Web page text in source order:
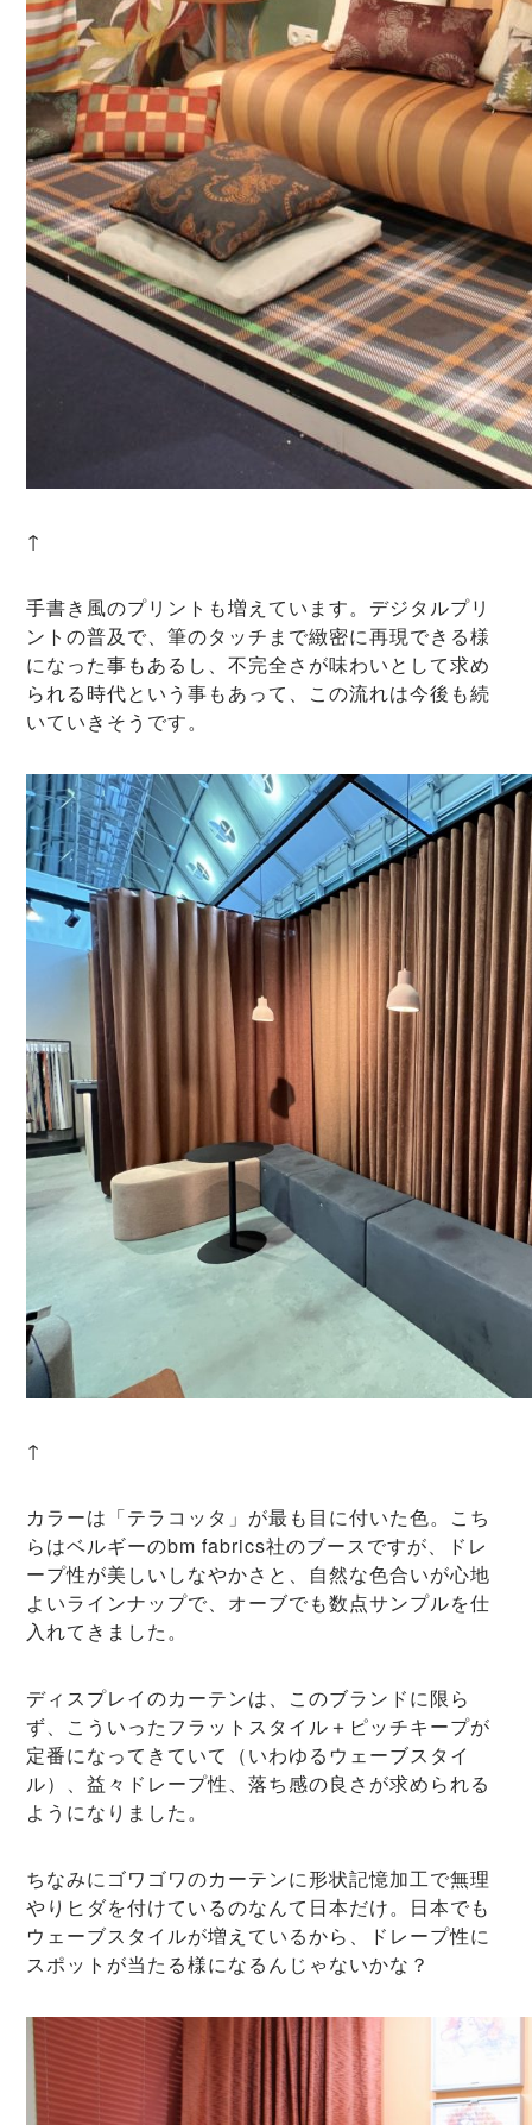
↑
手書き風のプリントも増えています。デジタルプリ
ントの普及で、筆のタッチまで緻密に再現できる様
になった事もあるし、不完全さが味わいとして求め
られる時代という事もあって、この流れは今後も続
いていきそうです。
↑
カラーは「テラコッタ」が最も目に付いた色。こち
らはベルギーのbm fabrics社のブースですが、ドレ
ープ性が美しいしなやかさと、自然な色合いが心地
よいラインナップで、オーブでも数点サンプルを仕
入れてきました。
ディスプレイのカーテンは、このブランドに限ら
ず、こういったフラットスタイル＋ピッチキープが
定番になってきていて（いわゆるウェーブスタイ
ル）、益々ドレープ性、落ち感の良さが求められる
ようになりました。
ちなみにゴワゴワのカーテンに形状記憶加工で無理
やりヒダを付けているのなんて日本だけ。日本でも
ウェーブスタイルが増えているから、ドレープ性に
スポットが当たる様になるんじゃないかな？